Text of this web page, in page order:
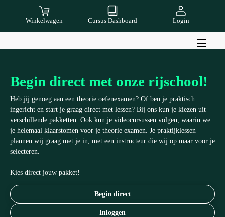
Winkelwagen Cursus Dashboard Login
Begin direct met onze rijschool!
Heb jij genoeg aan een theorie oefenexamen? Of ben je praktisch
ingericht en start je graag direct met lessen? Bij ons kun je kiezen uit
verschillende pakketten. Ook kun je videocursussen volgen, waarin we
je helemaal klaarstomen voor je theorie examen. Je praktijklessen
plannen wij graag met je in, met een instructeur die wij op maar voor je
selecteren.
Kies direct jouw pakket!
Begin direct
Inloggen